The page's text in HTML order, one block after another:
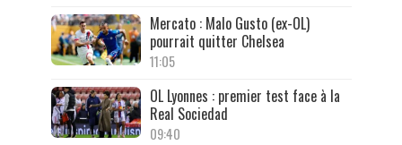
Mercato : Malo Gusto (ex-OL)
pourrait quitter Chelsea
11:05
OL Lyonnes : premier test face à la
Real Sociedad
09:40